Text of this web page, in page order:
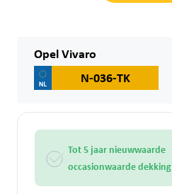
Opel Vivaro
N-036-TK
Tot 5 jaar nieuwwaarde
occasionwaarde dekking